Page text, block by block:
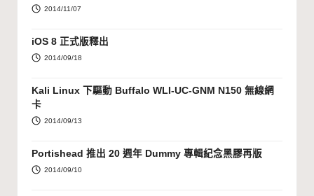
2014/11/07
iOS 8 正式版釋出
2014/09/18
Kali Linux 下驅動 Buffalo WLI-UC-GNM N150 無線網
卡
2014/09/13
Portishead 推出 20 週年 Dummy 專輯紀念黑膠再版
2014/09/10